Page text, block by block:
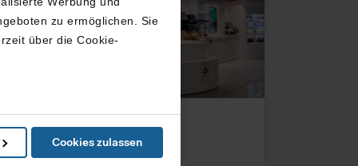
zu ermöglichen. Sie
über die Cookie-
können
Präferenzen imAbschnitt
Cookies zulassen
laekkert